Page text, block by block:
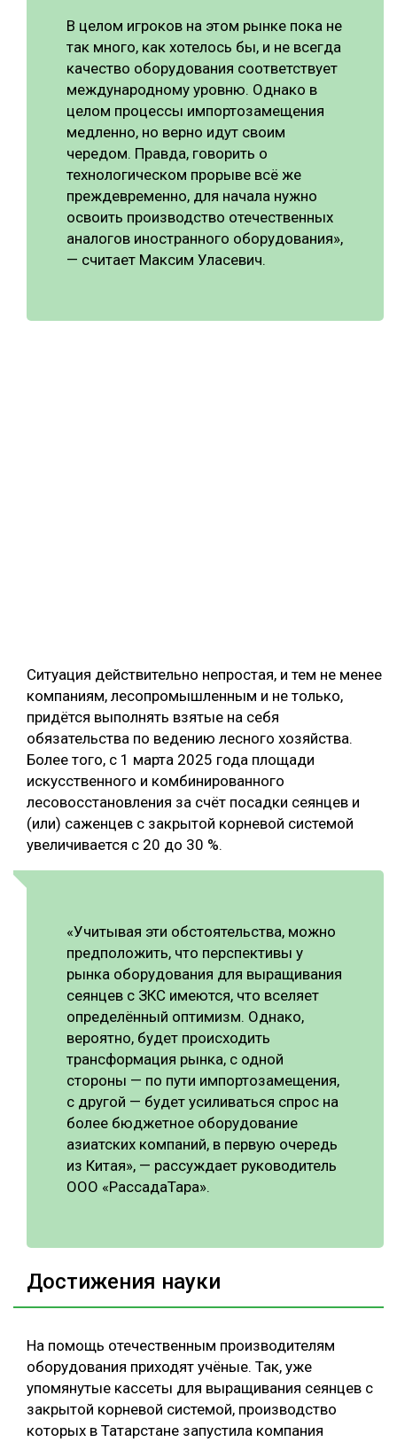
В целом игроков на этом рынке пока не
так много, как хотелось бы, и не всегда
качество оборудования соответствует
международному уровню. Однако в
целом процессы импортозамещения
медленно, но верно идут своим
чередом. Правда, говорить о
технологическом прорыве всё же
преждевременно, для начала нужно
освоить производство отечественных
аналогов иностранного оборудования»,
— считает Максим Уласевич.
Ситуация действительно непростая, и тем не менее
компаниям, лесопромышленным и не только,
придётся выполнять взятые на себя
обязательства по ведению лесного хозяйства.
Более того, с 1 марта 2025 года площади
искусственного и комбинированного
лесовосстановления за счёт посадки сеянцев и
(или) саженцев с закрытой корневой системой
увеличивается с 20 до 30 %.
«Учитывая эти обстоятельства, можно
предположить, что перспективы у
рынка оборудования для выращивания
сеянцев с ЗКС имеются, что вселяет
определённый оптимизм. Однако,
вероятно, будет происходить
трансформация рынка, с одной
стороны — по пути импортозамещения,
с другой — будет усиливаться спрос на
более бюджетное оборудование
азиатских компаний, в первую очередь
из Китая», — рассуждает руководитель
ООО «РассадаТара».
Достижения науки
На помощь отечественным производителям
оборудования приходят учёные. Так, уже
упомянутые кассеты для выращивания сеянцев с
закрытой корневой системой, производство
которых в Татарстане запустила компания